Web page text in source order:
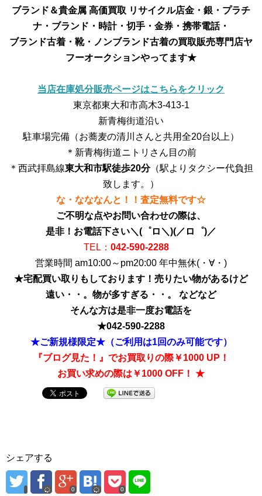
ブランド＆貴金属 高価買取 リサイクル店金・銀・プラチ
ナ・ブランド・時計・切手・金券・携帯電話・
ブランド古着・靴・ノンブランド古着の買取販売専門店ヤ
フーオークションやってます★
当店在庫処分販売ページはこちらをクリック
東京都東大和市高木3-413-1
新青梅街道沿い
駐車場完備（お蕎麦の清川さんと共用全20台以上）
＊新青梅街道ニトリさん目の前
＊西武拝島線東大和市駅徒歩20分（駅よりタクシー代負担
致します。）
な・なななんと！！査定無料です☆
ご不明な点やお問い合わせの際は、
是非！お電話下さい＼(゜ロ＼)(／ロ゜)／
TEL： 042-590-2288
営業時間 am10:00～pm20:00 年中無休(・∀・)
★宅配買い取りもしております！売りたい物があるけど
遠い・・。物が多すぎる・・。 などなど
そんな方は是非一度お電話を
★042-590-2288
★ご新規様限定★（ご利用は1回のみ可能です）
『ブログ見た！』でお買取りの際￥1000 UP！
お買い求めの際は￥1000 OFF！ ★
シェアする
0 0